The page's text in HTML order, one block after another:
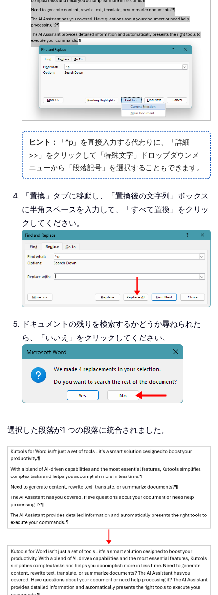
ヒント： 「^p」を直接入力する代わりに、「詳細
>>」をクリックして「特殊文字」ドロップダウンメ
ニューから「段落記号」を選択することもできます。
「置換」タブに移動し、「置換後の文字列」ボックス
に半角スペースを入力して、「すべて置換」をクリッ
クしてください。
ドキュメントの残りを検索するかどうか尋ねられた
ら、「いいえ」をクリックしてください。
選択した段落が1 つの段落に統合されました。